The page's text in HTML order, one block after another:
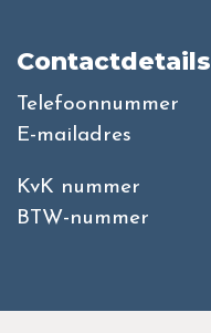
Contactdetails
Telefoonnummer
E-mailadres
KvK nummer
BTW-nummer